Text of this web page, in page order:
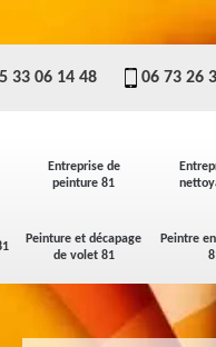
Entreprise de
peinture 81
Peinture et décapage
de volet 81
Peintre
33 06 14 48 06 73 26